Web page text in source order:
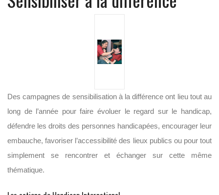
Des campagnes de sensibilisation à la différence ont lieu tout au
long de l’année pour faire évoluer le regard sur le handicap,
défendre les droits des personnes handicapées, encourager leur
embauche, favoriser l’accessibilité des lieux publics ou pour tout
simplement se rencontrer et échanger sur cette même
thématique.